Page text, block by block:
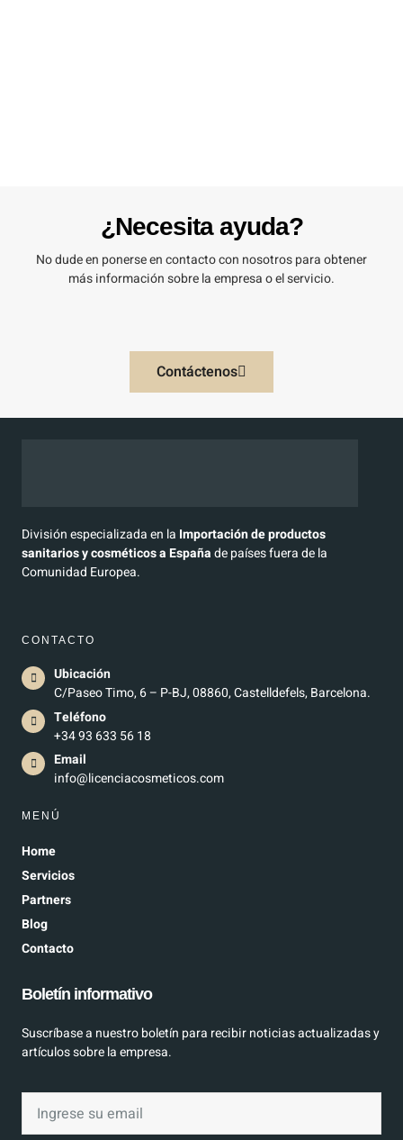
¿Necesita ayuda?
No dude en ponerse en contacto con nosotros para obtener
más información sobre la empresa o el servicio.
Contáctenos
División especializada en la Importación de productos
sanitarios y cosméticos a Españade países fuera de la
Comunidad Europea.
CONTACTO
Ubicación
C/Paseo Timo, 6 – P-BJ, 08860, Castelldefels, Barcelona.
Teléfono
+34 93 633 56 18
Email
info@licenciacosmeticos.com
MENÚ
Home
Servicios
Partners
Blog
Contacto
Boletín informativo
Suscríbase a nuestro boletín para recibir noticias actualizadas y
artículos sobre la empresa.